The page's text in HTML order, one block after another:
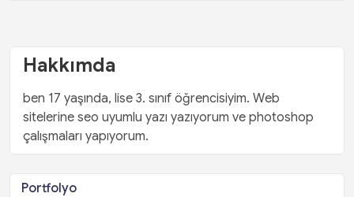
Hakkımda
ben 17 yaşında, lise 3. sınıf öğrencisiyim. Web
sitelerine seo uyumlu yazı yazıyorum ve photoshop
çalışmaları yapıyorum.
Portfolyo